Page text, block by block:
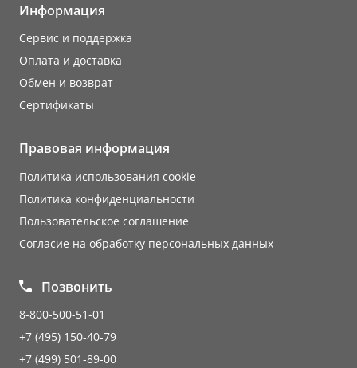
Информация
Сервис и поддержка
Оплата и доставка
Обмен и возврат
Сертификаты
Правовая информация
Политика использования cookie
Политика конфиденциальности
Пользовательское соглашение
Согласие на обработку персональных данных
Позвонить
8-800-500-51-01
+7 (495) 150-40-79
+7 (499) 501-89-00